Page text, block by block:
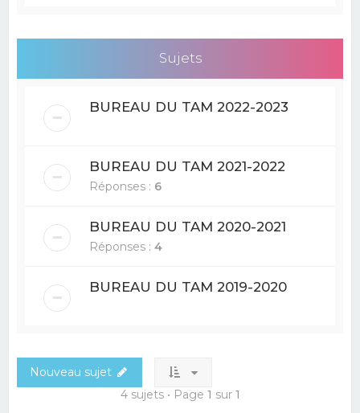
Sujets
BUREAU DU TAM 2022-2023
BUREAU DU TAM 2021-2022
Réponses : 6
BUREAU DU TAM 2020-2021
Réponses :4
BUREAU DU TAM 2019-2020
Nouveau sujet
4 sujets • Page 1 sur 1